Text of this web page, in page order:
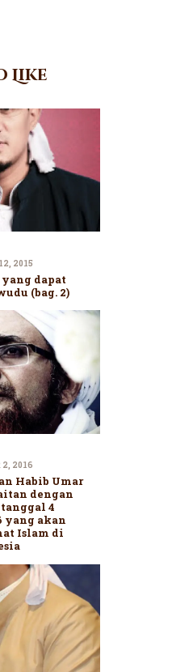
Like
2015
dapat
(bag. 2)
2, 2016
Habib Umar
dengan
4
yang akan
Islam di